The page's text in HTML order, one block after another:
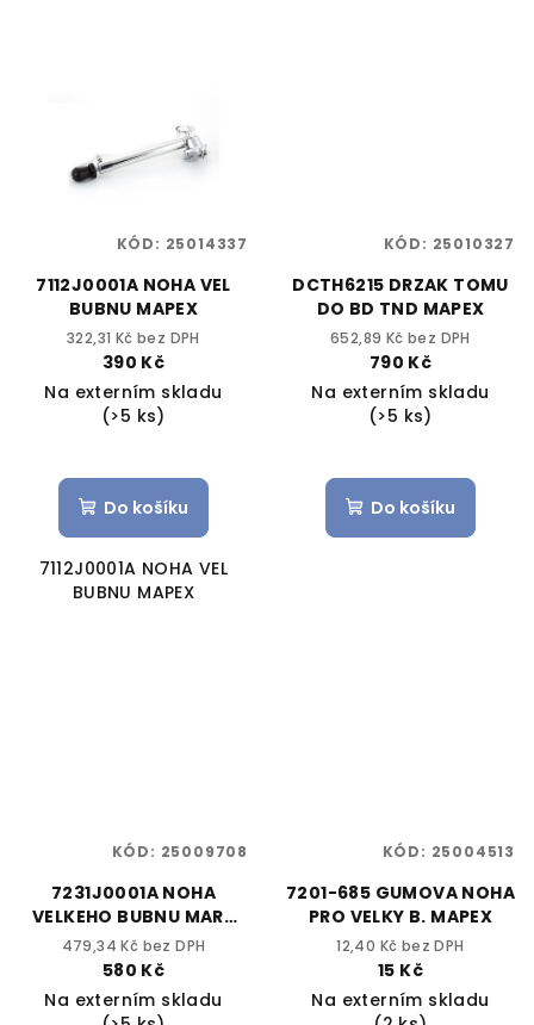
7112J0001A NOHA VEL
BUBNU MAPEX
322,31 Kč bez DPH
390 Kč
Na externím skladu
(>5 ks)
Do košíku
7112J0001A NOHA VEL
BUBNU MAPEX
KÓD: 25014337
DCTH6215 DRZAK TOMU
DO BD TND MAPEX
652,89 Kč bez DPH
790 Kč
Na externím skladu
(>5 ks)
Do košíku
KÓD: 25010327
7231J0001A NOHA
VELKEHO BUBNU MARS
MAPEX
479,34 Kč bez DPH
580 Kč
Na externím skladu
KÓD: 25009708
7201-685 GUMOVA NOHA
PRO VELKY B. MAPEX
12,40 Kč bez DPH
15 Kč
Na externím skladu
KÓD: 25004513